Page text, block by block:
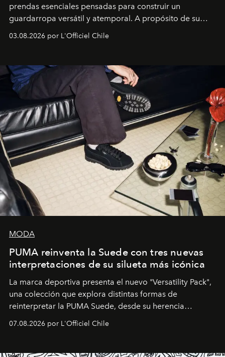
prendas esenciales pensadas para construir un
guardarropa versátil y atemporal. A propósito de su
lanzamiento, los fundadores de la firma neoyorquina y
la asesora creativa y jefa de diseño global de la marca
y la filosofía detrás de la propuesta.
03.08.2026 por L'Officiel Chile
MODA
PUMA reinventa la Suede con tres nuevas
interpretaciones de su silueta más icónica
La marca deportiva presenta el nuevo "Versatility Pack",
una colección que explora distintas formas de
reinterpretar la PUMA Suede, desde su herencia
deportiva hasta una mirada moderna inspirada en el
diseño y el universo outdoor.
07.08.2026 por L'Officiel Chile